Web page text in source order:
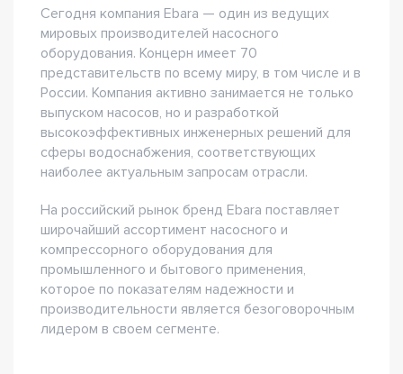
Сегодня компания Ebara — один из ведущих
мировых производителей насосного
оборудования. Концерн имеет 70
представительств по всему миру, в том числе и в
России. Компания активно занимается не только
выпуском насосов, но и разработкой
высокоэффективных инженерных решений для
сферы водоснабжения, соответствующих
наиболее актуальным запросам отрасли.
На российский рынок бренд Ebara поставляет
широчайший ассортимент насосного и
компрессорного оборудования для
промышленного и бытового применения,
которое по показателям надежности и
производительности является безоговорочным
лидером в своем сегменте.